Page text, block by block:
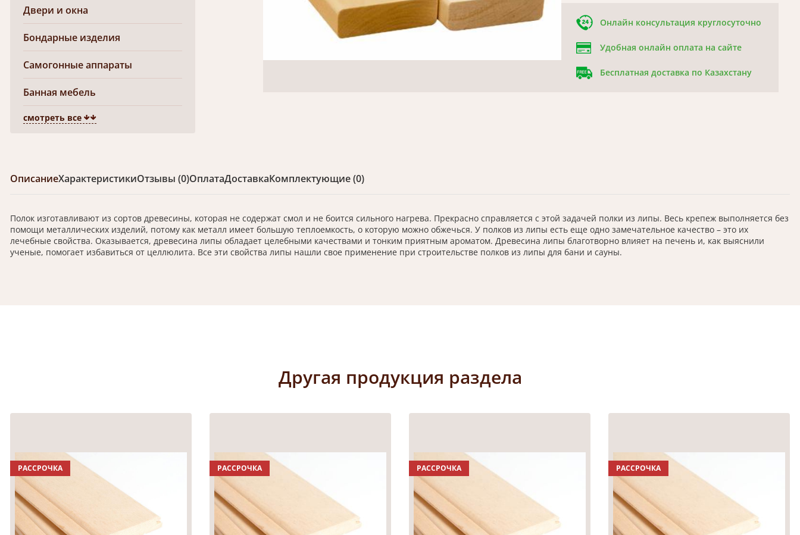
Двери и окна
Бондарные изделия
Самогонные аппараты
Банная мебель
смотреть все
Онлайн консультация круглосуточно
Удобная онлайн оплата на сайте
Бесплатная доставка по Казахстану
ОписаниеХарактеристикиОтзывы (0)ОплатаДоставкаКомплектующие (0)
Полок изготавливают из сортов древесины, которая не содержат смол и не боится сильного нагрева. Прекрасно справляется с этой задачей полки из липы. Весь крепеж выполняется без
помощи металлических изделий, потому как металл имеет большую теплоемкость, о которую можно обжечься. У полков из липы есть еще одно замечательное качество – это их
лечебные свойства. Оказывается, древесина липы обладает целебными качествами и тонким приятным ароматом. Древесина липы благотворно влияет на печень и, как выяснили
ученые, помогает избавиться от целлюлита. Все эти свойства липы нашли свое применение при строительстве полков из липы для бани и сауны.
Другая продукция раздела
РАССРОЧКА РАССРОЧКА РАССРОЧКА РАССРОЧКА